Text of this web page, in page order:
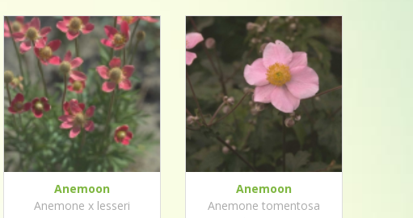
Anemoon
Anemone x lesseri
Anemoon
Anemone tomentosa